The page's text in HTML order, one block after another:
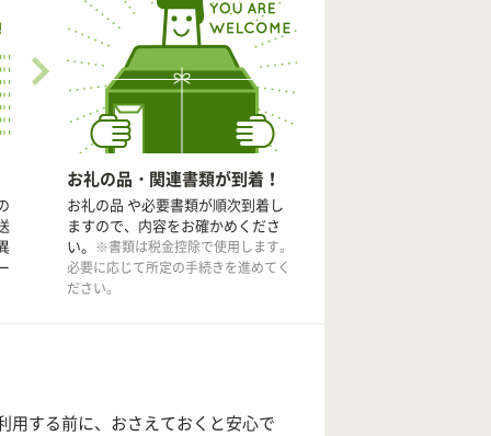
お礼の品・関連書類が到着！
お礼の品 や必要書類が順次到着し
ますので、内容をお確かめくださ
い。 ※書類は税金控除で使用します。
必要に応じて所定の手続きを進めてく
ださい。
用する前に、おさえておくと安心で